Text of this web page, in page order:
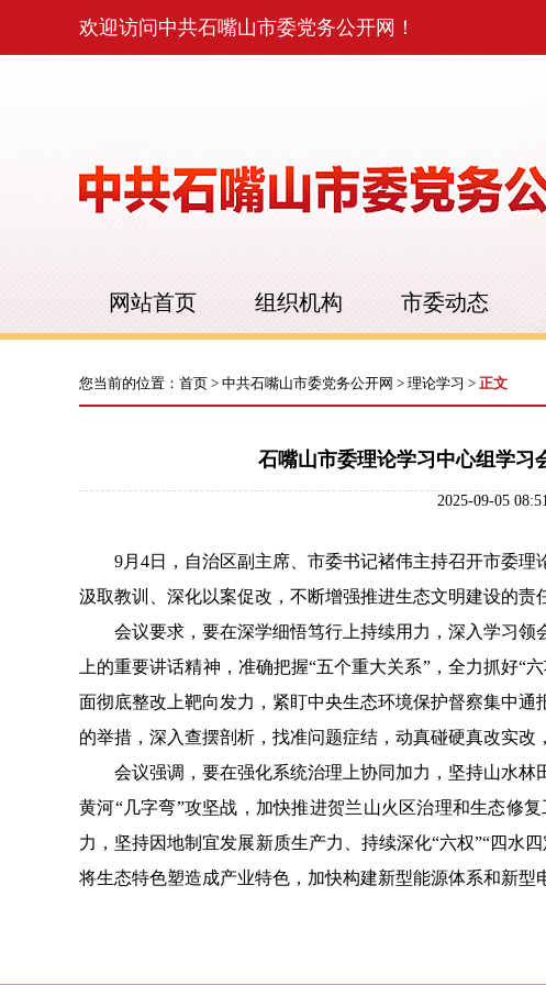
欢迎访问中共石嘴山市委党务公开网！
网站首页 组织机构 市委动态
您当前的位置： 首页 > 中共石嘴山市委党务公开网 > 理论学习 > 正文
石嘴山市委理论学习中心组学习
2025-09-05
9月4日，自治区副主席、市委书记褚伟主持召开市委
汲取教训、深化以案促改，不断增强推进生态文明建设的
会议要求，要在深学细悟笃行上持续用力，深入学习
上的重要讲话精神，准确把握“五个重大关系”，全力抓好“
面彻底整改上靶向发力，紧盯中央生态环境保护督察集中
的举措，深入查摆剖析，找准问题症结，动真碰硬真改实
会议强调，要在强化系统治理上协同加力，坚持山水
黄河“几字弯”攻坚战，加快推进贺兰山火区治理和生态修
力，坚持因地制宜发展新质生产力、持续深化“六权”“四水
将生态特色塑造成产业特色，加快构建新型能源体系和新型